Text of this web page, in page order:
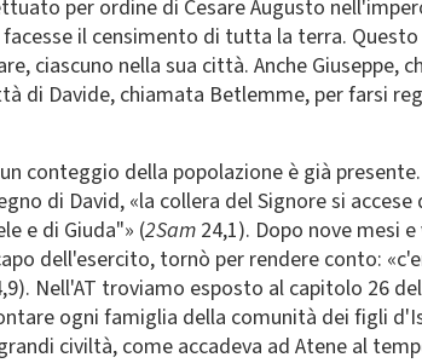
per ordine di Cesare Augusto
il censimento di tutta la terra.
ciascuno nella sua città. Anche Giuseppe,
di Davide, chiamata Betlemme, per farsi
conteggio della popolazione è già presente.
di David, «la collera del Signore si
e di Giuda"» (2Sam 24,1). Dopo nove mesi
dell'esercito, tornò per rendere conto:
Nell'AT troviamo esposto al capitolo 26 del
ogni famiglia della comunità dei figli
civiltà, come accadeva ad Atene al